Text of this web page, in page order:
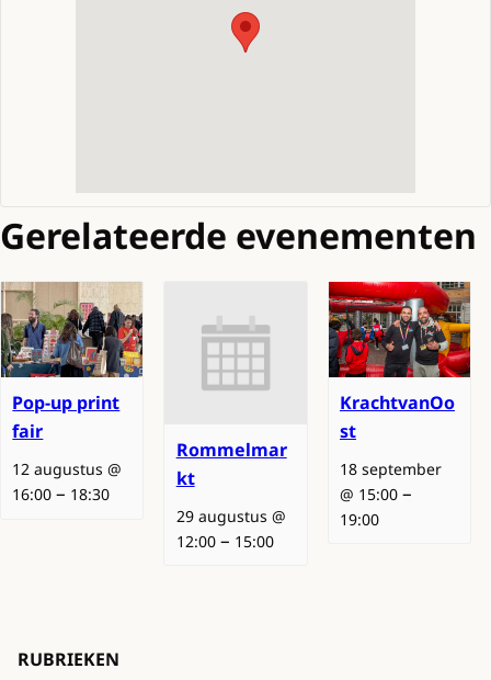
Gerelateerde evenementen
Pop-up print
fair
12 augustus @
16:00 – 18:30
Rommelmar
kt
29 augustus @
12:00– 15:00
KrachtvanOo
st
18 september
@ 15:00–
19:00
RUBRIEKEN